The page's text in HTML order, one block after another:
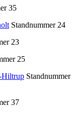
35
Standnummer 24
23
25
Hiltrup Standnummer
37